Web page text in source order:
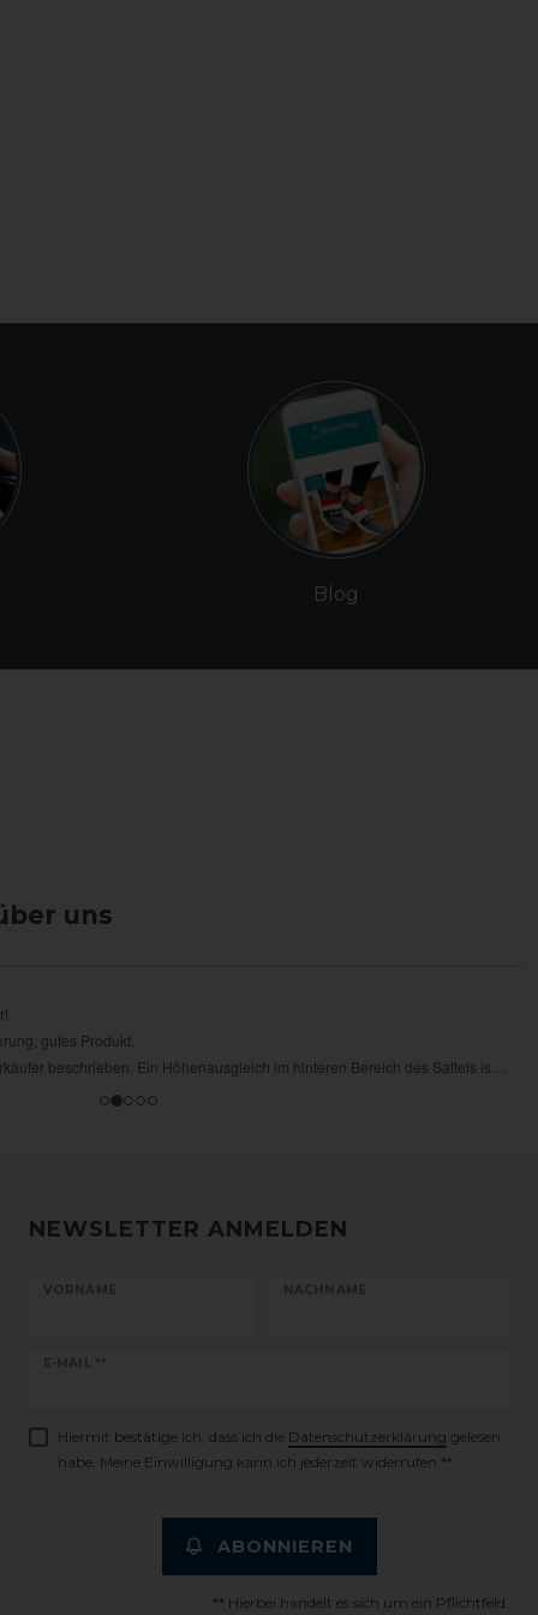
Blog
uns
NEWSLETTER ANMELDEN
VORNAME NACHNAME
E-MAIL **
Newsletter
Hiermit bestätige ich, dass ich die Daten­schutz­erklärung gelesen
habe. Meine Einwilligung kann ich jederzeit widerrufen.**
ABONNIEREN
** Hierbei handelt es sich um ein Pflichtfeld.